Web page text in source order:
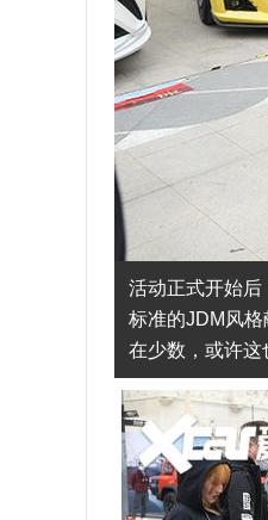
活动正式开始
标准的JDM风
在少数，或许这